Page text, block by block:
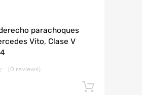
parachoques
Vito, Clase V
(0 reviews)